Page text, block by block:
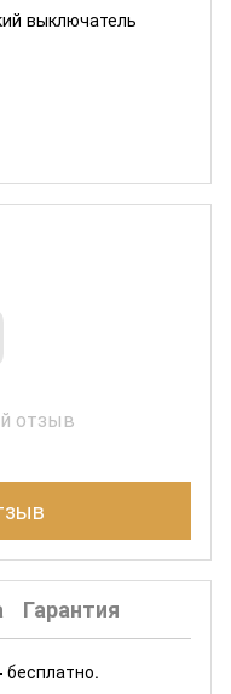
выключатель
отзыв
Гарантия